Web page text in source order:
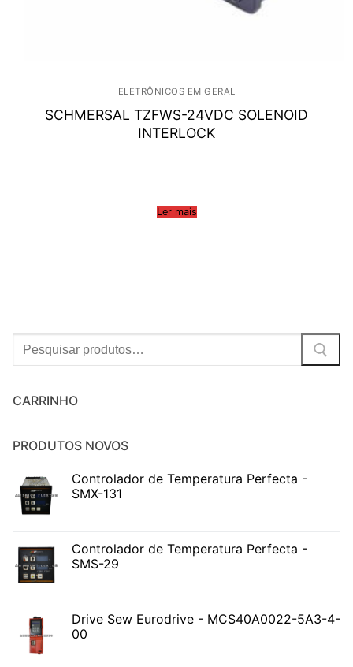
ELETRÔNICOS EM GERAL
SCHMERSAL TZFWS-24VDC SOLENOID
INTERLOCK
Ler mais
Procurar:
CARRINHO
PRODUTOS NOVOS
Controlador de Temperatura Perfecta -
SMX-131
Controlador de Temperatura Perfecta -
SMS-29
Drive Sew Eurodrive - MCS40A0022-5A3-4-
00